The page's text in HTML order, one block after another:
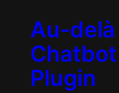
Au-
Plugin